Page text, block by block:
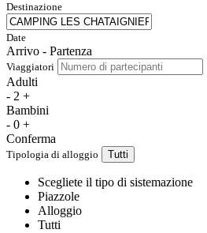
Destinazione
Date
Arrivo - Partenza
Viaggiatori
Adulti
- 2 +
Bambini
- 0 +
Conferma
Tipologia di alloggio Tutti
Scegliete il tipo di sistemazione
Piazzole
Alloggio
Tutti